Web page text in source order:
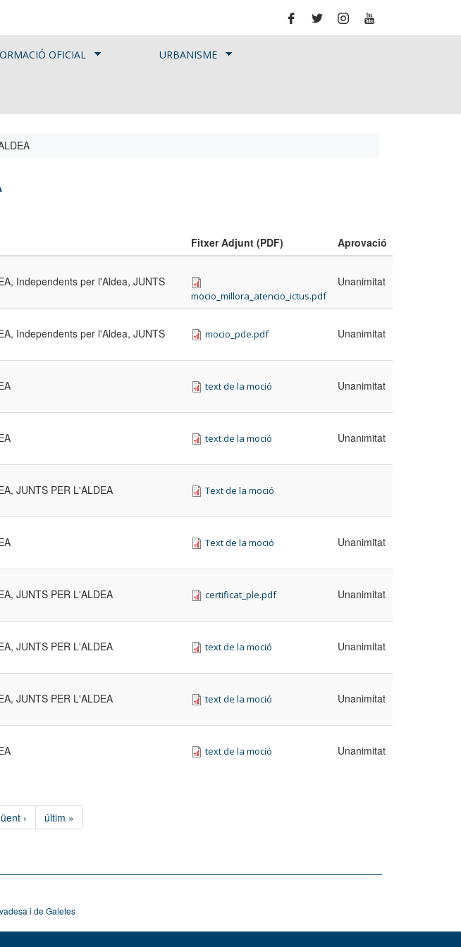
OFICIAL URBANISME
Fitxer Adjunt (PDF) Aprovació
Independents per l'Aldea, JUNTS
mocio_millora_atencio_ictus.pdf
Unanimitat
Independents per l'Aldea, JUNTS
mocio_pde.pdf Unanimitat
text de la moció Unanimitat
text de la moció Unanimitat
JUNTS PER L'ALDEA Text de la moció
Text de la moció Unanimitat
JUNTS PER L'ALDEA certificat_ple.pdf Unanimitat
JUNTS PER L'ALDEA text de la moció Unanimitat
JUNTS PER L'ALDEA text de la moció Unanimitat
text de la moció Unanimitat
› últim »
i de Galetes